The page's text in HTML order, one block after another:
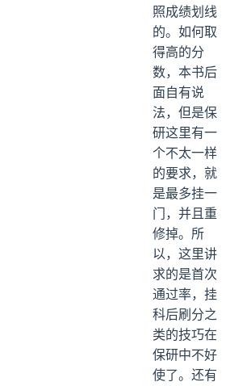
照成绩划线
的。如何取
得高的分
数，本书后
面自有说
法，但是保
研这里有一
个不太一样
的要求，就
是最多挂一
门，并且重
修掉。所
以，这里讲
求的是首次
通过率，挂
科后刷分之
类的技巧在
保研中不好
使了。还有